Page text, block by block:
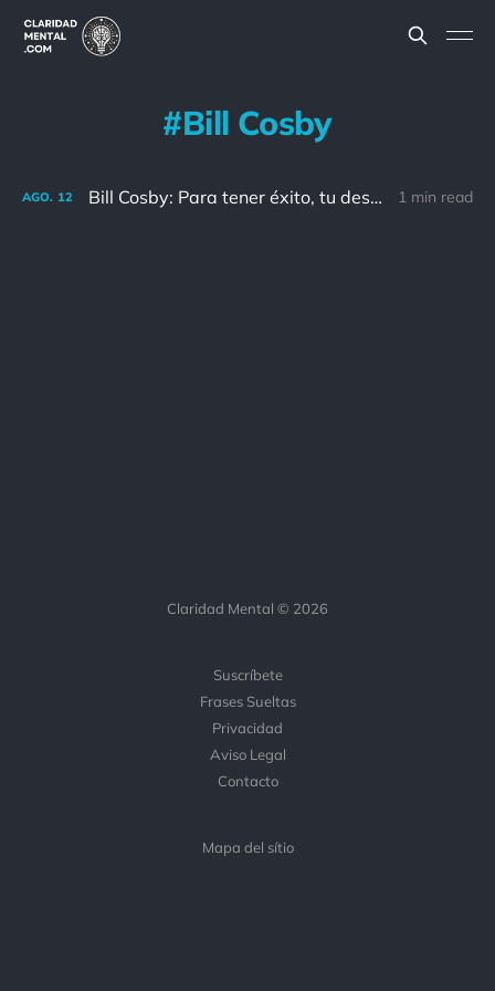
Bill Cosby
AGO. 12 Bill Cosby: Para tener éxito, tu deseo de alcanzarlo debe ser mayor que tu miedo al fracaso. 1 min read
Claridad Mental © 2026
Suscríbete
Frases Sueltas
Privacidad
Aviso Legal
Contacto
Mapa del sítio